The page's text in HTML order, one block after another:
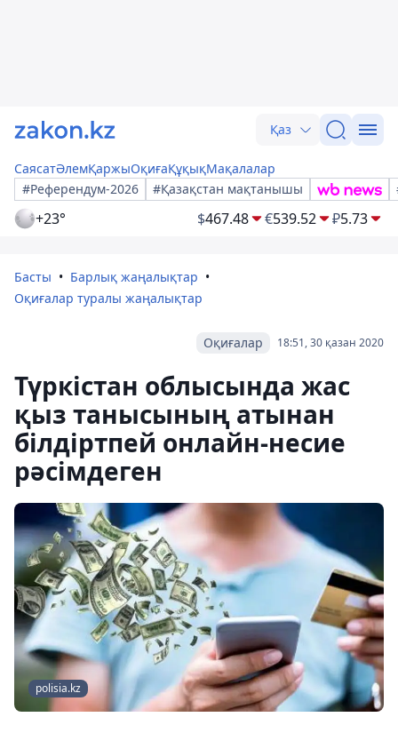
Қаз
СаясатӘлемҚаржыОқиғаҚұқықМақалалар
#Референдум-2026
#Қазақстан мақтанышы
+23° $467.48 €539.52 ₽5.73
Басты
Барлық жаңалықтар
Оқиғалар туралы жаңалықтар
18:51, 30 қазан 2020
Оқиғалар
Түркістан облысында жас
қыз танысының атынан
білдіртпей онлайн-несие
рәсімдеген
polisia.kz